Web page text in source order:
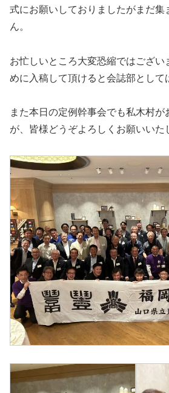
式にお願いしておりましたがまだ集
ん。
お忙しいところ大変恐縮ではござい
めに入稿して頂けると会誌部として
また本日の定例幹事会でも私木村が
が、皆様どうぞよろしくお願いいた